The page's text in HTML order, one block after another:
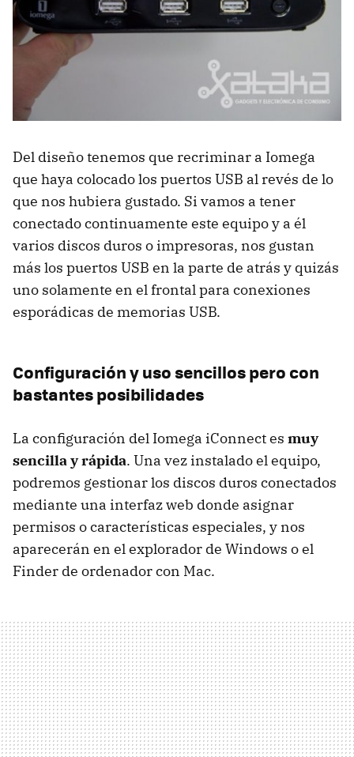
Del diseño tenemos que recriminar a Iomega
que haya colocado los puertos USB al revés de lo
que nos hubiera gustado. Si vamos a tener
conectado continuamente este equipo y a él
varios discos duros o impresoras, nos gustan
más los puertos USB en la parte de atrás y quizás
uno solamente en el frontal para conexiones
esporádicas de memorias USB.
Configuración y uso sencillos pero con
bastantes posibilidades
La configuración del Iomega iConnect es muy
sencilla y rápida. Una vez instalado el equipo,
podremos gestionar los discos duros conectados
mediante una interfaz web donde asignar
permisos o características especiales, y nos
aparecerán en el explorador de Windows o el
Finder de ordenador con Mac.